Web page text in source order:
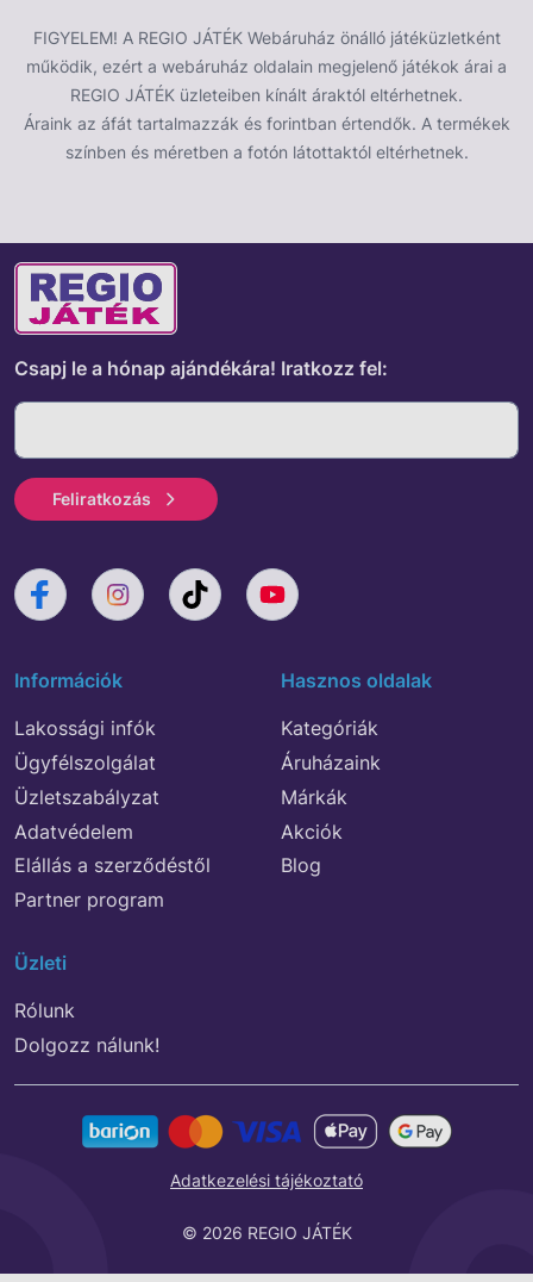
FIGYELEM! A REGIO JÁTÉK Webáruház önálló játéküzletként
működik, ezért a webáruház oldalain megjelenő játékok árai a
REGIO JÁTÉK üzleteiben kínált áraktól eltérhetnek.
Áraink az áfát tartalmazzák és forintban értendők. A termékek
színben és méretben a fotón látottaktól eltérhetnek.
Csapj le a hónap ajándékára! Iratkozz fel:
Feliratkozás
Információk
Lakossági infók
Ügyfélszolgálat
Üzletszabályzat
Adatvédelem
Elállás a szerződéstől
Partner program
Hasznos oldalak
Kategóriák
Áruházaink
Márkák
Akciók
Blog
Üzleti
Rólunk
Dolgozz nálunk!
© 2026 REGIO JÁTÉK
Adatkezelési tájékoztató